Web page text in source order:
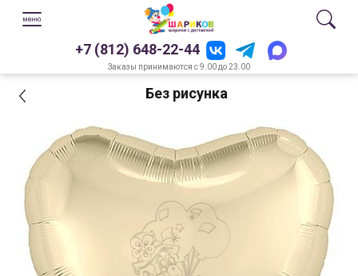
+7 (812) 648-22-44
Заказы принимаются с 9.00 до 23.00
Без рисунка